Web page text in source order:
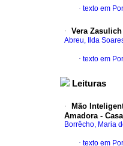
· texto em
· Vera Zasulich
Abreu, Ilda
· texto em
Leituras
·
Mão
Amadora -
Borrêcho, Maria
· texto em